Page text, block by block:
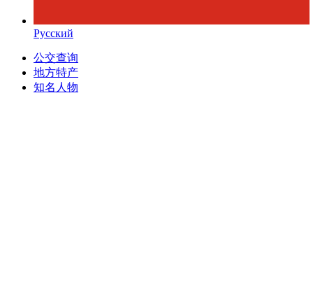
Русский
公交查询
地方特产
知名人物